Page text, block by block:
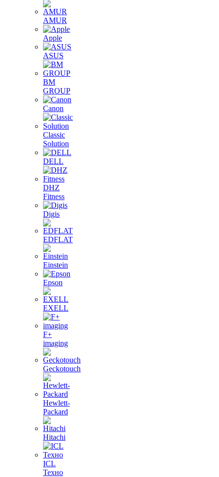
AMUR
Apple
ASUS
BM
GROUP
Canon
Classic
Solution
DELL
DHZ
Fitness
Digis
EDFLAT
Einstein
Epson
EXELL
F+
imaging
Geckotouch
Hewlett-
Packard
Hitachi
ICL
Техно